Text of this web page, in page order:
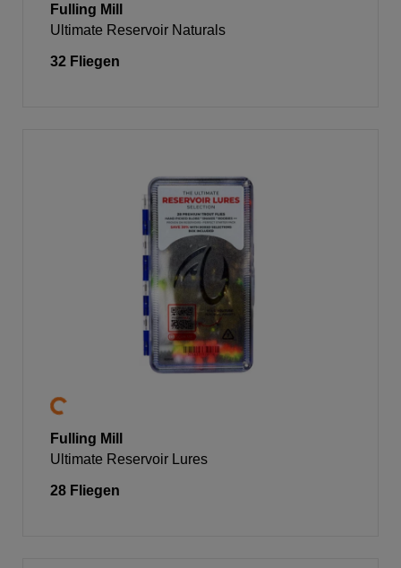
Fulling Mill
Ultimate Reservoir Naturals
32 Fliegen
Fulling Mill
Ultimate Reservoir Lures
28 Fliegen